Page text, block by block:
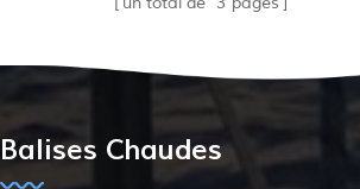
Balises Chaudes